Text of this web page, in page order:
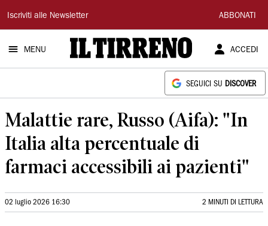
Il
Tirreno
Iscriviti alle Newsletter ABBONATI
MENU ACCEDI
SEGUICI SU DISCOVER
Malattie rare, Russo (Aifa): "In
Italia alta percentuale di
farmaci accessibili ai pazienti"
02 luglio 2026 16:30 2 MINUTI DI LETTURA